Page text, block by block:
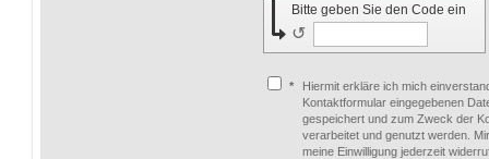
Bitte geben Sie den Code ein
↺
*
Hiermit erkläre ich mich
Kontaktformular eingegebenen
gespeichert und zum Zweck der
verarbeitet und genutzt werden.
meine Einwilligung jederzeit